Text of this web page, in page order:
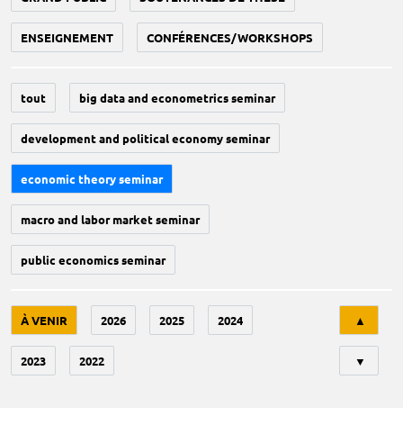
ENSEIGNEMENT CONFÉRENCES/WORKSHOPS
tout big data and econometrics seminar
development and political economy seminar
economic theory seminar
macro and labor market seminar
public economics seminar
À VENIR 2026 2025 2024
2023 2022
▲
▼